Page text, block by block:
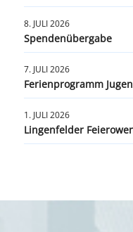
8. JULI 2026
Spendenübergabe
7. JULI 2026
Ferienprogramm
1. JULI 2026
Lingenfelder